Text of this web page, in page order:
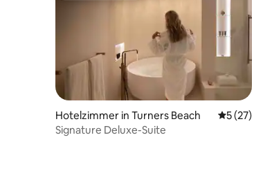
Hotelzimmer in Turners Beach
5 (27)
Signature Deluxe-Suite